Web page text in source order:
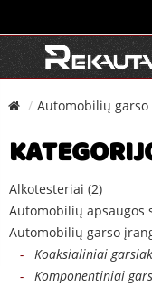
Automobilių garso
Alkotesteriai (2)
Automobilių apsaugos
Automobilių garso
- Koaksialiniai
- Komponentiniai